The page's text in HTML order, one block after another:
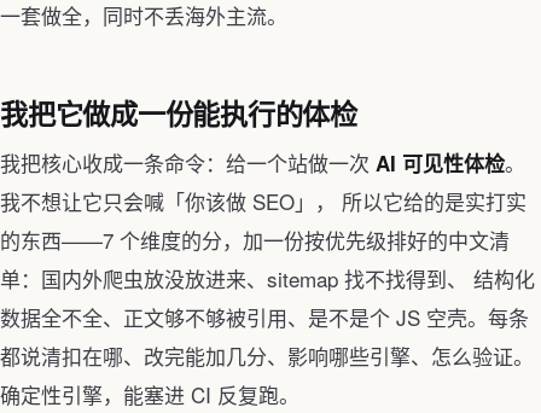
一套做全，同时不丢海外主流。
我把它做成一份能执行的体检
我把核心收成一条命令：给一个站做一次 AI 可见性体检。
我不想让它只会喊「你该做 SEO」， 所以它给的是实打实
的东西——7 个维度的分，加一份按优先级排好的中文清
单：国内外爬虫放没放进来、sitemap 找不找得到、 结构化
数据全不全、正文够不够被引用、是不是个 JS 空壳。每条
都说清扣在哪、改完能加几分、影响哪些引擎、怎么验证。
确定性引擎，能塞进 CI 反复跑。